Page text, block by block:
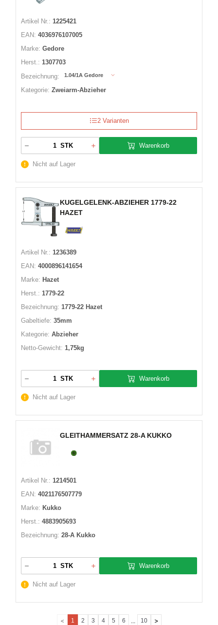
Artikel Nr.: 1225421
EAN: 4036976107005
Marke: Gedore
Herst.: 1307703
Bezeichnung:
1.04/1A Gedore
Kategorie: Zweiarm-Abzieher
2 Varianten
STK Warenkorb
Nicht auf Lager
KUGELGELENK-ABZIEHER 1779-22
HAZET
Artikel Nr.: 1236389
EAN: 4000896141654
Marke: Hazet
Herst.: 1779-22
Bezeichnung: 1779-22 Hazet
Gabeltiefe: 35mm
Kategorie: Abzieher
Netto-Gewicht: 1,75kg
STK Warenkorb
Nicht auf Lager
GLEITHAMMERSATZ 28-A KUKKO
Artikel Nr.: 1214501
EAN: 4021176507779
Marke: Kukko
Herst.: 4883905693
Bezeichnung: 28-A Kukko
STK Warenkorb
Nicht auf Lager
1 2 3 4 5 6 ... 10